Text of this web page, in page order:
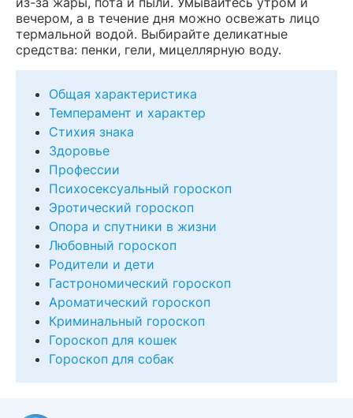
вечером, а в течение дня можно освежать лицо
термальной водой. Выбирайте деликатные
средства: пенки, гели, мицеллярную воду.
Общая характеристика
Темперамент и характер
Стихия знака
Здоровье
Профессии
Психосексуальный гороскоп
Эротический гороскоп
Опора и спутники в жизни
Любовный гороскоп
Родители и дети
Гастрономический гороскоп
Ароматический гороскоп
Криминальный гороскоп
Гороскоп для кошек
Гороскоп для собак